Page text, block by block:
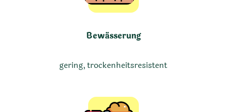
Bewässerung
gering, trockenheitsresistent